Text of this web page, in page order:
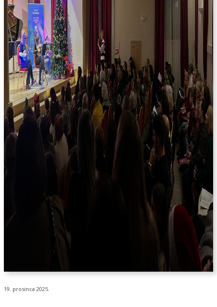
19. prosinca 2025.